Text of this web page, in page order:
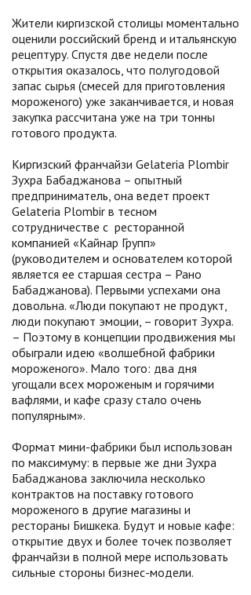
Жители киргизской столицы моментально
оценили российский бренд и итальянскую
рецептуру. Спустя две недели после
открытия оказалось, что полугодовой
запас сырья (смесей для приготовления
мороженого) уже заканчивается, и новая
закупка рассчитана уже на три тонны
готового продукта.
Киргизский франчайзи Gelateria Plombir
Зухра Бабаджанова – опытный
предприниматель, она ведет проект
Gelateria Plombir в тесном
сотрудничестве с ресторанной
компанией «Кайнар Групп»
(руководителем и основателем которой
является ее старшая сестра – Рано
Бабаджанова). Первыми успехами она
довольна. «Люди покупают не продукт,
люди покупают эмоции, – говорит Зухра.
– Поэтому в концепции продвижения мы
обыграли идею «волшебной фабрики
мороженого». Мало того: два дня
угощали всех мороженым и горячими
вафлями, и кафе сразу стало очень
популярным».
Формат мини-фабрики был использован
по максимуму: в первые же дни Зухра
Бабаджанова заключила несколько
контрактов на поставку готового
мороженого в другие магазины и
рестораны Бишкека. Будут и новые кафе:
открытие двух и более точек позволяет
франчайзи в полной мере использовать
сильные стороны бизнес-модели.